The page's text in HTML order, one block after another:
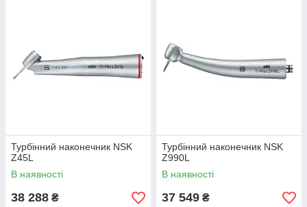
Турбінний наконечник NSK
Z45L
В наявності
38 288 ₴
Турбінний наконечник NSK
Z990L
В наявності
37 549 ₴